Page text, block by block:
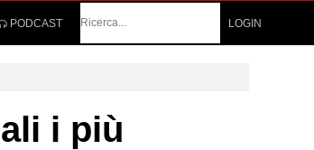
PODCAST
LOGIN
i più